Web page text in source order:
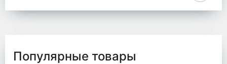
Популярные товары